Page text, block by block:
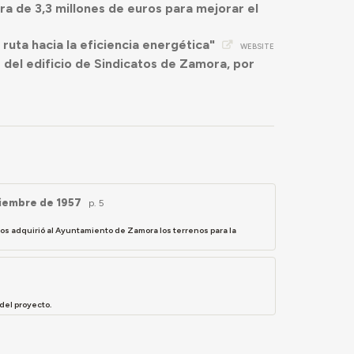
de 3,3 millones de euros para mejorar el
hacia la eficiencia energética" WEBSITE
edificio de Sindicatos de Zamora, por
de 1957 p. 5
adquirió al Ayuntamiento de Zamora los terrenos para la
proyecto.